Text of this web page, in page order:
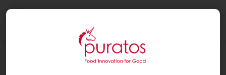
¿QUÉ SON LOS MINERALES?